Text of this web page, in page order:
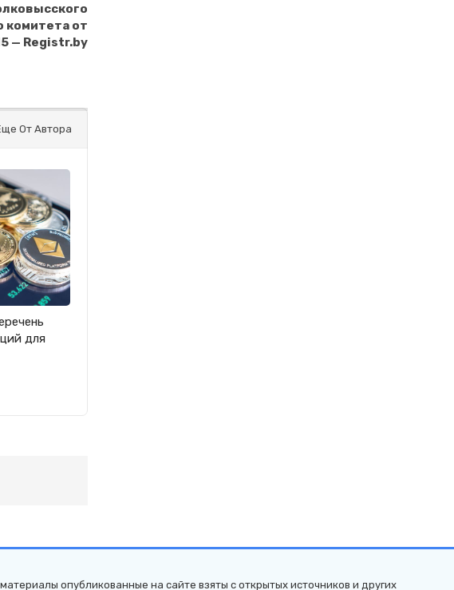
комитета от
— Registr.by
От Автора
для
опубликованные на сайте взяты с открытых источников и других